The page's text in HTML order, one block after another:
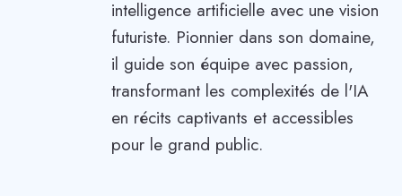
intelligence artificielle avec une vision
futuriste. Pionnier dans son domaine,
il guide son équipe avec passion,
transformant les complexités de l'IA
en récits captivants et accessibles
pour le grand public.